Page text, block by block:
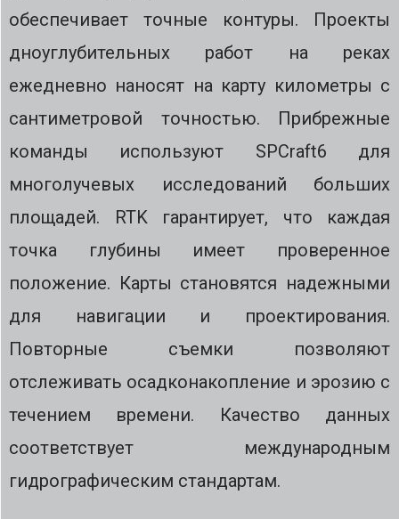
обеспечивает точные контуры. Проекты
дноуглубительных работ на реках
ежедневно наносят на карту километры с
сантиметровой точностью. Прибрежные
команды используют SPCraft6 для
многолучевых исследований больших
площадей. RTK гарантирует, что каждая
точка глубины имеет проверенное
положение. Карты становятся надежными
для навигации и проектирования.
Повторные съемки позволяют
отслеживать осадконакопление и эрозию с
течением времени. Качество данных
соответствует международным
гидрографическим стандартам.